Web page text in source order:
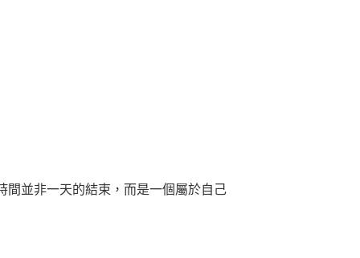
間並非一天的結束，而是一個屬於自己